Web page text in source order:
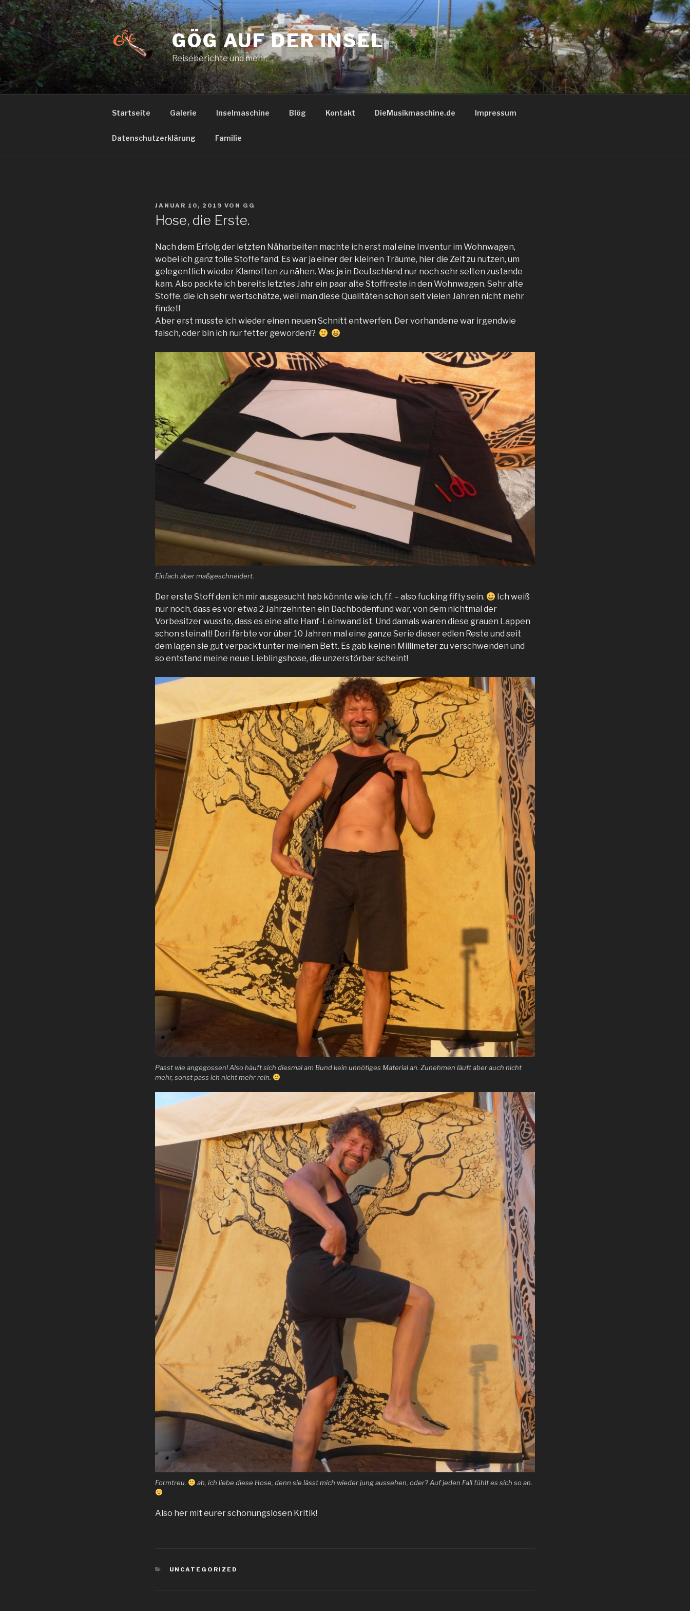
Zum
Inhalt
springen
GÖG AUF DER INSEL
Reiseberichte und mehr.
Startseite Galerie Inselmaschine Blög Kontakt DieMusikmaschine.de Impressum
Datenschutzerklärung Familie
VERÖFFENTLICHT
JANUAR 10, 2019 VON GG
Hose, die Erste.
Nach dem Erfolg der letzten Näharbeiten machte ich erst mal eine Inventur im Wohnwagen,
wobei ich ganz tolle Stoffe fand. Es war ja einer der kleinen Träume, hier die Zeit zu nutzen, um
gelegentlich wieder Klamotten zu nähen. Was ja in Deutschland nur noch sehr selten zustande
kam. Also packte ich bereits letztes Jahr ein paar alte Stoffreste in den Wohnwagen. Sehr alte
Stoffe, die ich sehr wertschätze, weil man diese Qualitäten schon seit vielen Jahren nicht mehr
findet!
Aber erst musste ich wieder einen neuen Schnitt entwerfen. Der vorhandene war irgendwie
falsch, oder bin ich nur fetter geworden!?
Einfach aber maßgeschneidert.
Der erste Stoff den ich mir ausgesucht hab könnte wie ich, f.f. – also fucking fifty sein.
Ich weiß
nur noch, dass es vor etwa 2 Jahrzehnten ein Dachbodenfund war, von dem nichtmal der
Vorbesitzer wusste, dass es eine alte Hanf-Leinwand ist. Und damals waren diese grauen Lappen
schon steinalt! Dori färbte vor über 10 Jahren mal eine ganze Serie dieser edlen Reste und seit
dem lagen sie gut verpackt unter meinem Bett. Es gab keinen Millimeter zu verschwenden und
so entstand meine neue Lieblingshose, die unzerstörbar scheint!
Passt wie angegossen! Also häuft sich diesmal am Bund kein unnötiges Material an. Zunehmen läuft aber auch nicht
mehr, sonst pass ich nicht mehr rein.
Formtreu. ah, ich liebe diese Hose, denn sie lässt mich wieder jung aussehen, oder? Auf jeden Fall fühlt es sich so an.
Also her mit eurer schonungslosen Kritik!
KATEGORIEN
UNCATEGORIZED